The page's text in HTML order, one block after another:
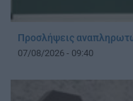
Προσλήψεις
07/08/2026 - 09:40